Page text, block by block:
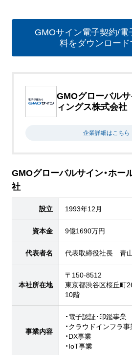
GMOサイン電子契約/電
料をダウンロード
GMOグローバルサ
ィングス株式会社
企業詳細はこちら
GMOグローバルサイン・ホー
社
設立 1993年12月
資本金 9億1690万円
代表者名 代表取締役社長 青
本社所在地
〒150-8512
東京都渋谷区桜丘町
10階
事業内容
・電子認証・印鑑事業
・クラウドインフラ事
・DX事業
・IoT事業